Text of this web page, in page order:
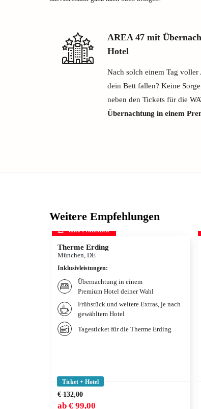
AREA 47 mit
Hotel
Nach solch einem Tag
dein Bett fallen? Keine
neben den Tickets für die
Übernachtung in einem
Weitere Empfehlungen
inkl. Frühstück
Therme Erding
München, DE
Inklusivleistungen:
Übernachtung in einem
Premium Hotel deiner Wahl
Frühstück und weitere Extras, je nach
gewähltem Hotel
Tagesticket für die Therme Erding
Ticket + Hotel
€ 132,00
ab € 99,00